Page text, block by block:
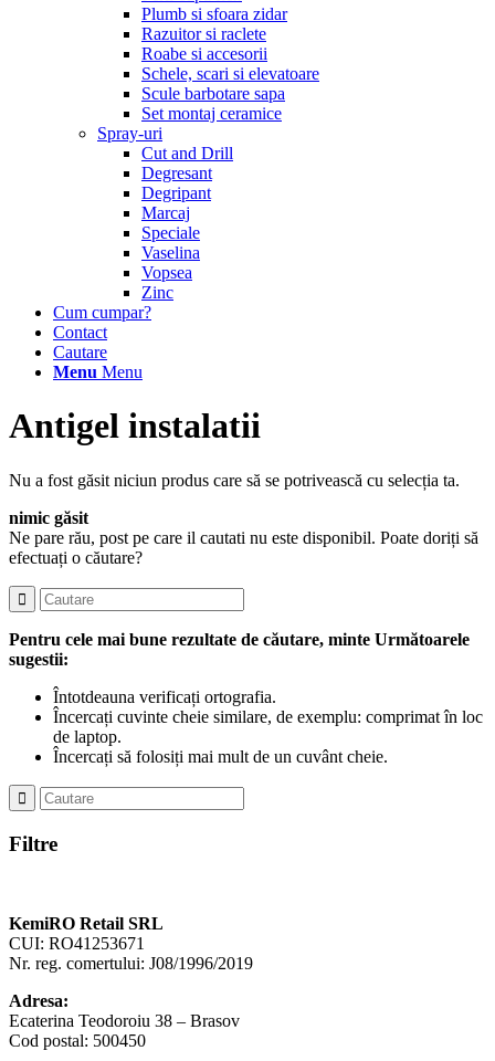
Plumb si sfoara zidar
Razuitor si raclete
Roabe si accesorii
Schele, scari si elevatoare
Scule barbotare sapa
Set montaj ceramice
Spray-uri
Cut and Drill
Degresant
Degripant
Marcaj
Speciale
Vaselina
Vopsea
Zinc
Cum cumpar?
Contact
Cautare
Menu Menu
Antigel instalatii
Nu a fost găsit niciun produs care să se potrivească cu selecția ta.
nimic găsit
Ne pare rău, post pe care il cautati nu este disponibil. Poate doriți să
efectuați o căutare?
Pentru cele mai bune rezultate de căutare, minte Următoarele
sugestii:
Întotdeauna verificați ortografia.
Încercați cuvinte cheie similare, de exemplu: comprimat în loc
de laptop.
Încercați să folosiți mai mult de un cuvânt cheie.
Filtre
KemiRO Retail SRL
CUI: RO41253671
Nr. reg. comertului: J08/1996/2019
Adresa:
Ecaterina Teodoroiu 38 – Brasov
Cod postal: 500450